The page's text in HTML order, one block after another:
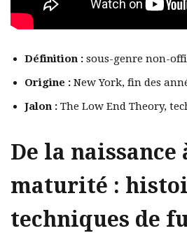
Définition : sous-genre non-
Origine : New York, fin des
Jalon : The Low End Theory,
De la naissance
maturité :
techniques de